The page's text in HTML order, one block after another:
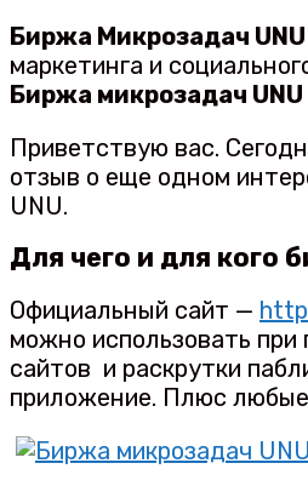
Биржа Микрозадач UNU
маркетинга и
Биржа микрозадач UNU
Приветствую вас.
отзыв о еще одном
UNU.
Для чего и для кого
Официальный сайт —
можно использовать
сайтов и раскрутки
приложение. Плюс любые